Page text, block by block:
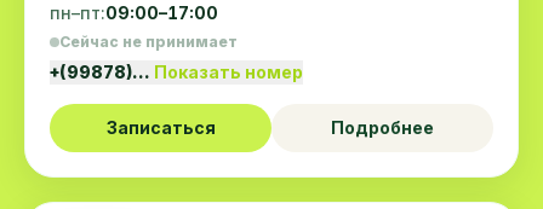
пн–пт:09:00–17:00
Сейчас не принимает
+(99878)… Показать номер
Записаться Подробнее